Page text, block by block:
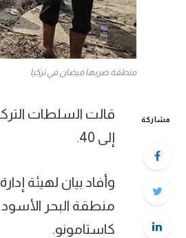
منطقة ضربها فيضان في تركيا
مشاركة
قالت السلطات
إلى 40.
وأفاد بيان لهيئة
كاستامونو.